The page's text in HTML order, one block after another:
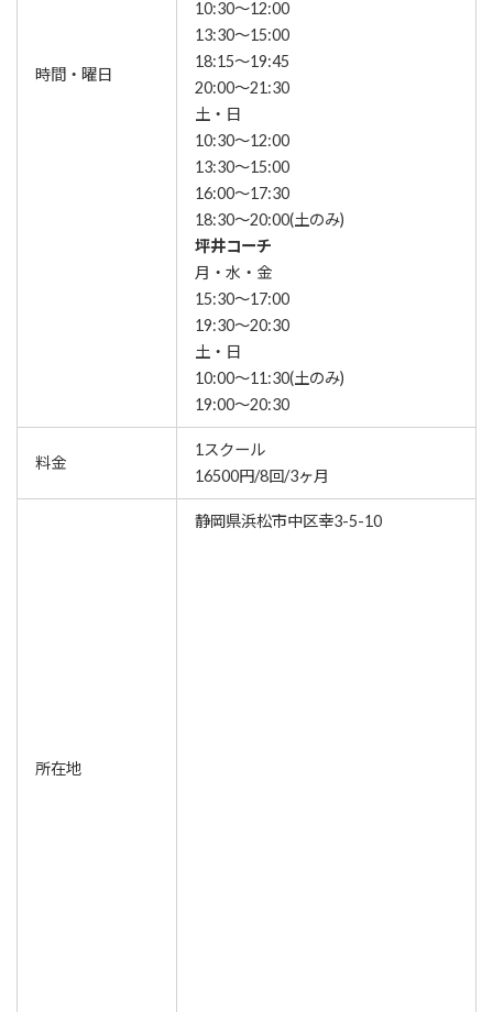
時間・曜日
10:30～12:00
13:30～15:00
18:15～19:45
20:00～21:30
土・日
10:30～12:00
13:30～15:00
16:00～17:30
18:30～20:00(土のみ)
坪井コーチ
月・水・金
15:30～17:00
19:30～20:30
土・日
10:00～11:30(土のみ)
19:00～20:30
料金
1スクール
16500円/8回/3ヶ月
所在地
静岡県浜松市中区幸3-5-10